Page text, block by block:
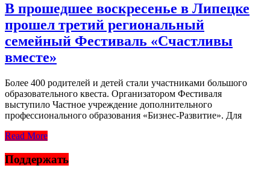
В прошедшее воскресенье в Липецке
прошел третий региональный
семейный Фестиваль «Счастливы
вместе»
Более 400 родителей и детей стали участниками большого
образовательного квеста. Организатором Фестиваля
выступило Частное учреждение дополнительного
профессионального образования «Бизнес-Развитие». Для
Read More
Поддержать